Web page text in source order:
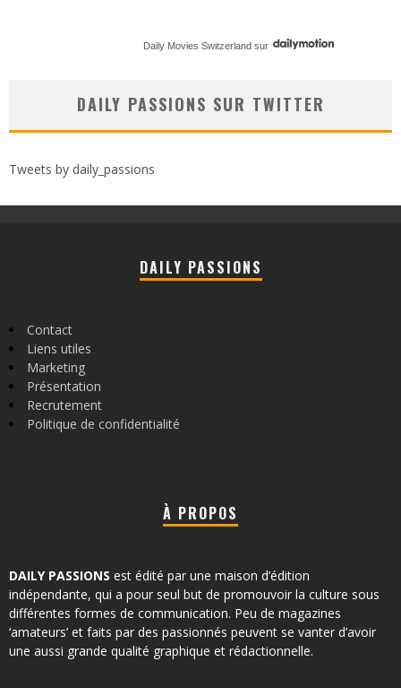
Daily Movies Switzerland sur
DAILY PASSIONS SUR TWITTER
Tweets by daily_passions
DAILY PASSIONS
Contact
Liens utiles
Marketing
Présentation
Recrutement
Politique de confidentialité
À PROPOS
DAILY PASSIONS est édité par une maison d’édition
indépendante, qui a pour seul but de promouvoir la culture sous
différentes formes de communication. Peu de magazines
‘amateurs’ et faits par des passionnés peuvent se vanter d’avoir
une aussi grande qualité graphique et rédactionnelle.